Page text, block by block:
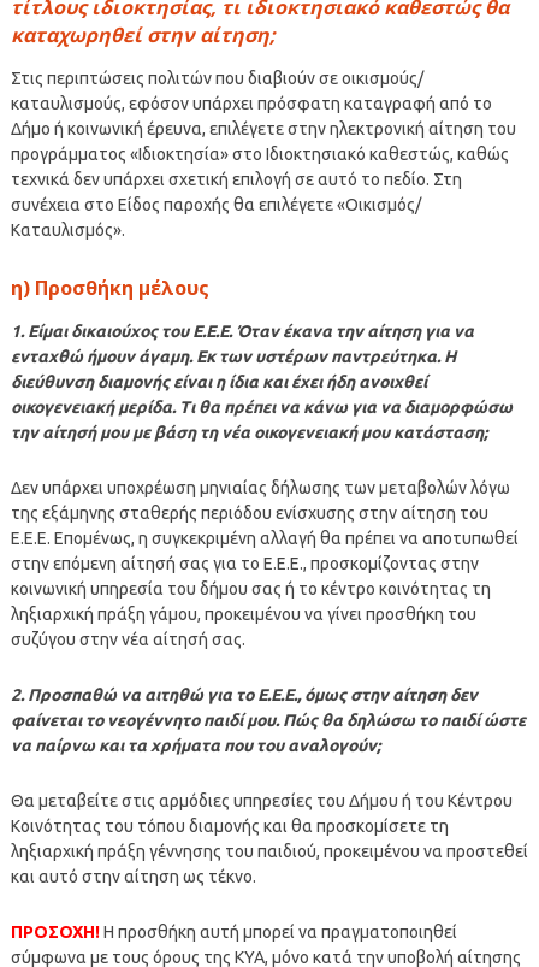
τίτλους ιδιοκτησίας, τι ιδιοκτησιακό καθεστώς θα
καταχωρηθεί στην αίτηση;
Στις περιπτώσεις πολιτών που διαβιούν σε οικισμούς/
καταυλισμούς, εφόσον υπάρχει πρόσφατη καταγραφή από το
Δήμο ή κοινωνική έρευνα, επιλέγετε στην ηλεκτρονική αίτηση του
προγράμματος «Ιδιοκτησία» στο Ιδιοκτησιακό καθεστώς, καθώς
τεχνικά δεν υπάρχει σχετική επιλογή σε αυτό το πεδίο. Στη
συνέχεια στο Είδος παροχής θα επιλέγετε «Οικισμός/
Καταυλισμός».
η) Προσθήκη μέλους
1. Είμαι δικαιούχος του Ε.Ε.Ε. Όταν έκανα την αίτηση για να
ενταχθώ ήμουν άγαμη. Εκ των υστέρων παντρεύτηκα. Η
διεύθυνση διαμονής είναι η ίδια και έχει ήδη ανοιχθεί
οικογενειακή μερίδα. Τι θα πρέπει να κάνω για να διαμορφώσω
την αίτησή μου με βάση τη νέα οικογενειακή μου κατάσταση;
Δεν υπάρχει υποχρέωση μηνιαίας δήλωσης των μεταβολών λόγω
της εξάμηνης σταθερής περιόδου ενίσχυσης στην αίτηση του
Ε.Ε.Ε. Επομένως, η συγκεκριμένη αλλαγή θα πρέπει να αποτυπωθεί
στην επόμενη αίτησή σας για το Ε.Ε.Ε., προσκομίζοντας στην
κοινωνική υπηρεσία του δήμου σας ή το κέντρο κοινότητας τη
ληξιαρχική πράξη γάμου, προκειμένου να γίνει προσθήκη του
συζύγου στην νέα αίτησή σας.
2. Προσπαθώ να αιτηθώ για το Ε.Ε.Ε., όμως στην αίτηση δεν
φαίνεται το νεογέννητο παιδί μου. Πώς θα δηλώσω το παιδί ώστε
να παίρνω και τα χρήματα που του αναλογούν;
Θα μεταβείτε στις αρμόδιες υπηρεσίες του Δήμου ή του Κέντρου
Κοινότητας του τόπου διαμονής και θα προσκομίσετε τη
ληξιαρχική πράξη γέννησης του παιδιού, προκειμένου να προστεθεί
και αυτό στην αίτηση ως τέκνο.
ΠΡΟΣΟΧΗ!Η προσθήκη αυτή μπορεί να πραγματοποιηθεί
σύμφωνα με τους όρους της ΚΥΑ, μόνο κατά την υποβολή αίτησης